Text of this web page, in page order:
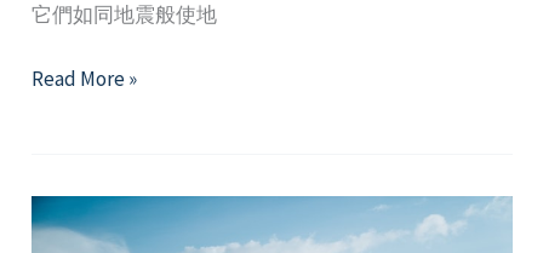
它們如同地震般使地
逆
物-
Read More »